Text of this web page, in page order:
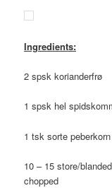
Ingredients:
2 spsk korianderfrø
1 spsk hel
1 tsk sorte peberkorn
10 – 15 store/
chopped